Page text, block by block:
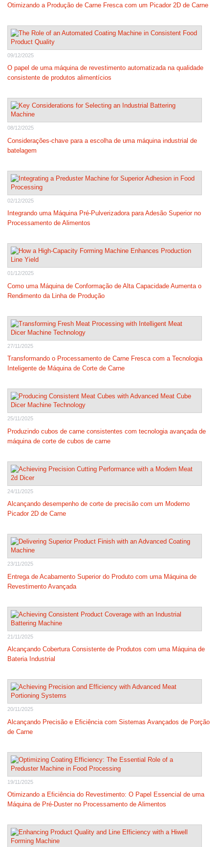
Otimizando a Produção de Carne Fresca com um Picador 2D de Carne
09/12/2025
O papel de uma máquina de revestimento automatizada na qualidade
consistente de produtos alimentícios
08/12/2025
Considerações-chave para a escolha de uma máquina industrial de
batelagem
02/12/2025
Integrando uma Máquina Pré-Pulverizadora para Adesão Superior no
Processamento de Alimentos
01/12/2025
Como uma Máquina de Conformação de Alta Capacidade Aumenta o
Rendimento da Linha de Produção
27/11/2025
Transformando o Processamento de Carne Fresca com a Tecnologia
Inteligente de Máquina de Corte de Carne
25/11/2025
Produzindo cubos de carne consistentes com tecnologia avançada de
máquina de corte de cubos de carne
24/11/2025
Alcançando desempenho de corte de precisão com um Moderno
Picador 2D de Carne
23/11/2025
Entrega de Acabamento Superior do Produto com uma Máquina de
Revestimento Avançada
21/11/2025
Alcançando Cobertura Consistente de Produtos com uma Máquina de
Bateria Industrial
20/11/2025
Alcançando Precisão e Eficiência com Sistemas Avançados de Porção
de Carne
19/11/2025
Otimizando a Eficiência do Revestimento: O Papel Essencial de uma
Máquina de Pré-Duster no Processamento de Alimentos